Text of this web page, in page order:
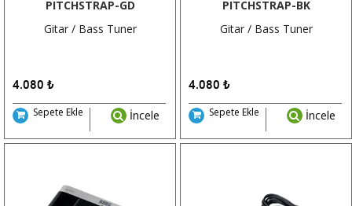
PITCHSTRAP-GD
Gitar / Bass Tuner
4.080 ₺
Sepete Ekle İncele
PITCHSTRAP-BK
Gitar / Bass Tuner
4.080 ₺
Sepete Ekle İncele